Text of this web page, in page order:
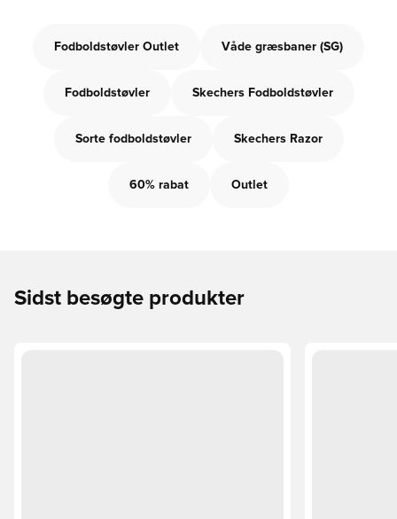
Fodboldstøvler Outlet Våde græsbaner (SG)
Fodboldstøvler Skechers Fodboldstøvler
Sorte fodboldstøvler Skechers Razor
60% rabat Outlet
Sidst besøgte produkter